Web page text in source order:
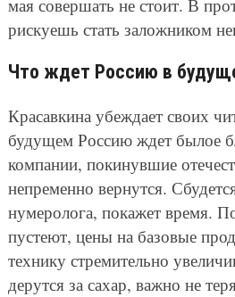
мая совершать не стоит. В
рискуешь стать заложником
Что ждет Россию в
Красавкина убеждает своих
будущем Россию ждет былое
компании, покинувшие
непременно вернутся.
нумеролога, покажет время.
пустеют, цены на базовые
технику стремительно
дерутся за сахар, важно не